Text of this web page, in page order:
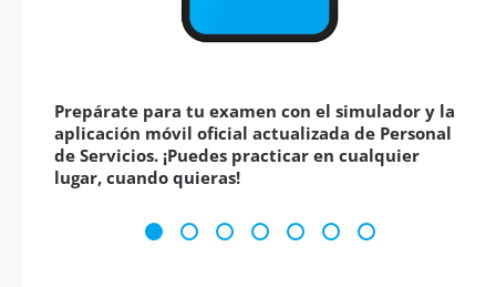
Prepárate para tu examen con el simulador y la
aplicación móvil oficial actualizada de Personal
de Servicios. ¡Puedes practicar en cualquier
lugar, cuando quieras!